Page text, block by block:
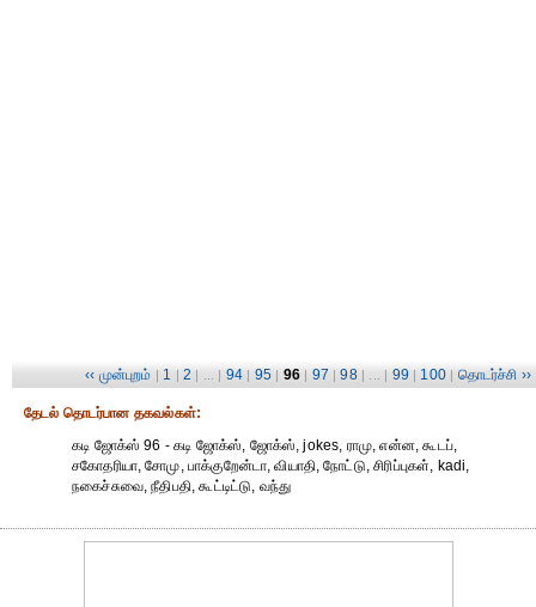
‹‹ முன்புறம் | 1 | 2 | ... | 94 | 95 | 96 | 97 | 98 | ... | 99 | 100 | தொடர்ச்சி ››
தேட‌ல் தொட‌ர்பான தகவ‌ல்க‌ள்:
கடி ஜோக்ஸ் 96 - கடி ஜோக்ஸ், ஜோக்ஸ், jokes, ராமு, என்ன, கூடப்,
சகோதரியா, சோமு, பாக்குறேன்டா, வியாதி, நோட்டு, சிரிப்புகள், kadi,
நகைச்சுவை, நீதிபதி, கூட்டிட்டு, வந்து